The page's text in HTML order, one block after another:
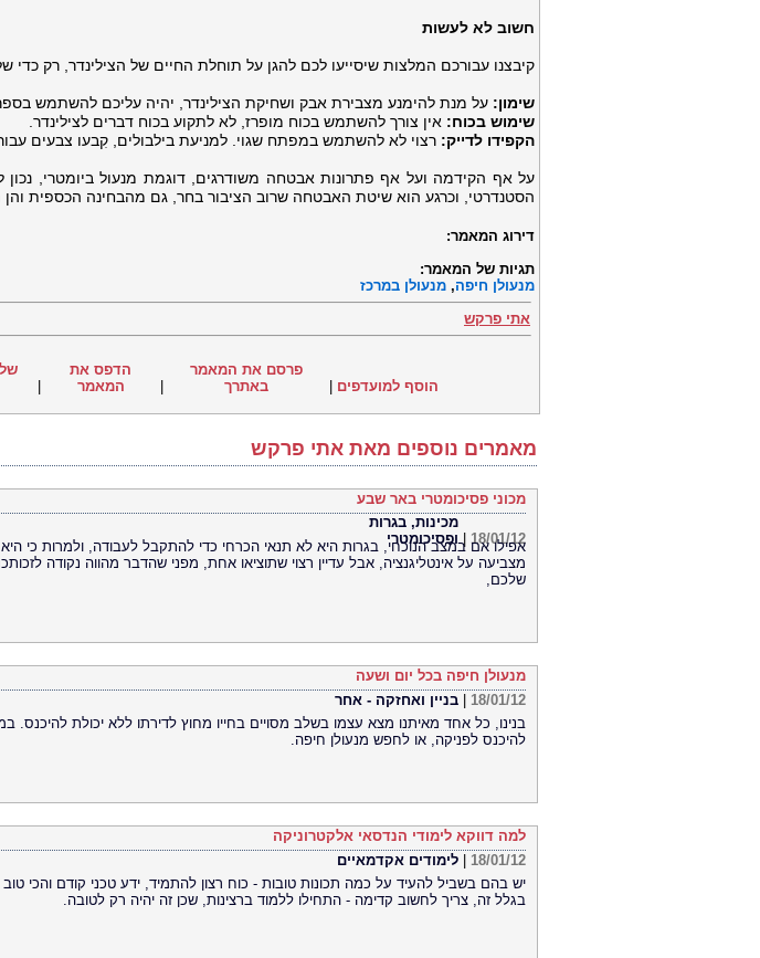
חשוב לא לעשות
קיבצנו עבורכם המלצות שיסייעו לכם להגן על תוחלת החיים של הצילינדר, רק כדי
שימון: על מנת להימנע מצבירת אבק ושחיקת הצילינדר, יהיה עליכם להשתמש
שימוש בכוח: אין צורך להשתמש בכוח מופרז, לא לתקוע בכוח דברים לצילינדר.
הקפידו לדייק: רצוי לא להשתמש במפתח שגוי. למניעת בילבולים, קִבעו צבעים
על אף הקידמה ועל אף פתרונות אבטחה משודרגים, דוגמת מנעול ביומטרי, נכון
הסטנדרטי, וכרגע הוא שיטת האבטחה שרוב הציבור בחר, גם מהבחינה הכספית והן
דירוג המאמר:
תגיות של המאמר:
מנעולן חיפה, מנעולן במרכז
אתי פרקש
הוסף למועדפים |
פרסם את המאמר
באתרך
|
הדפס את
המאמר
|
מאמרים נוספים מאת אתי פרקש
מכוני פסיכומטרי באר שבע
18/01/12
|
מכינות, בגרות
ופסיכומטרי
אפילו אם במצב הנוכחי, בגרות היא לא תנאי הכרחי כדי להתקבל לעבודה, ולמרות כי
מצביעה על אינטליגנציה, אבל עדיין רצוי שתוציאו אחת, מפני שהדבר מהווה נקודה
שלכם,
מנעולן חיפה בכל יום ושעה
18/01/12
בניין ואחזקה - אחר
בנינו, כל אחד מאיתנו מצא עצמו בשלב מסויים בחייו מחוץ לדירתו ללא יכולת להיכנס.
להיכנס לפניקה, או לחפש מנעולן חיפה.
למה דווקא לימודי הנדסאי אלקטרוניקה
18/01/12
לימודים אקדמאיים
יש בהם בשביל להעיד על כמה תכונות טובות - כוח רצון להתמיד, ידע טכני קודם והכי טוב
בגלל זה, צריך לחשוב קדימה - התחילו ללמוד ברצינות, שכן זה יהיה רק לטובה.